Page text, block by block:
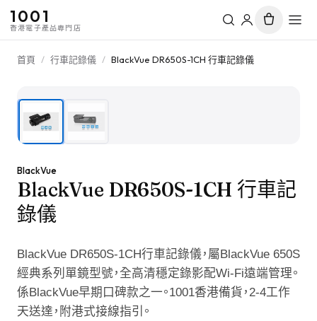
1001
香港電子產品專門店
首頁 / 行車記錄儀 / BlackVue DR650S-1CH 行車記錄儀
BlackVue
BlackVue DR650S-1CH 行車記
錄儀
BlackVue DR650S-1CH行車記錄儀，屬BlackVue 650S
經典系列單鏡型號，全高清穩定錄影配Wi-Fi遠端管理。
係BlackVue早期口碑款之一。1001香港備貨，2-4工作
天送達，附港式接線指引。